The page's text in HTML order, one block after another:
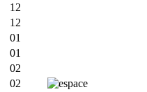
12
12
01
01
02
02